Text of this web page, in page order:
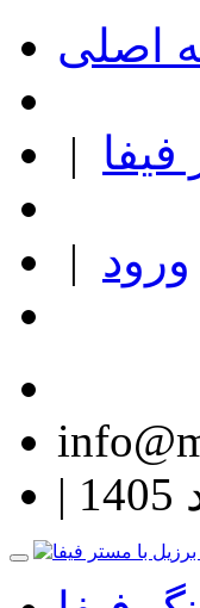
اصلی
|
| ورود